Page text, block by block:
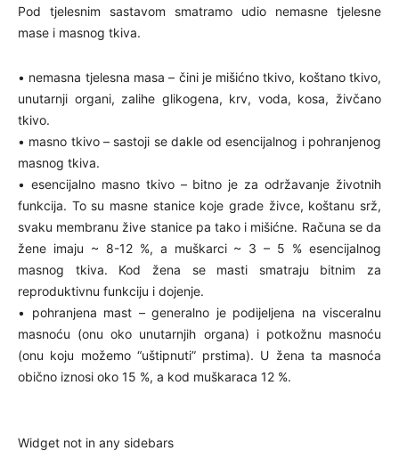
Pod tjelesnim sastavom smatramo udio nemasne tjelesne
mase i masnog tkiva.
• nemasna tjelesna masa – čini je mišićno tkivo, koštano tkivo,
unutarnji organi, zalihe glikogena, krv, voda, kosa, živčano
tkivo.
• masno tkivo – sastoji se dakle od esencijalnog i pohranjenog
masnog tkiva.
• esencijalno masno tkivo – bitno je za održavanje životnih
funkcija. To su masne stanice koje grade živce, koštanu srž,
svaku membranu žive stanice pa tako i mišićne. Računa se da
žene imaju ~ 8-12 %, a muškarci ~ 3 – 5 % esencijalnog
masnog tkiva. Kod žena se masti smatraju bitnim za
reproduktivnu funkciju i dojenje.
• pohranjena mast – generalno je podijeljena na visceralnu
masnoću (onu oko unutarnjih organa) i potkožnu masnoću
(onu koju možemo “uštipnuti” prstima). U žena ta masnoća
obično iznosi oko 15 %, a kod muškaraca 12 %.
Widget not in any sidebars